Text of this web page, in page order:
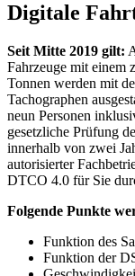
Digitale
Seit Mitte 2019 gilt:
Fahrzeuge mit einem
Tonnen werden mit
Tachographen
neun Personen
gesetzliche Prüfung
innerhalb von zwei
autorisierter
DTCO 4.0 für Sie
Folgende Punkte
Funktion des
Funktion der